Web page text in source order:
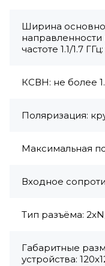
Ширина
направленности
частоте 1.1/1.7 ГГц:
КСВН: не более
Поляризация:
Максимальная
Входное
Тип разъёма:
Габаритные
устройства: